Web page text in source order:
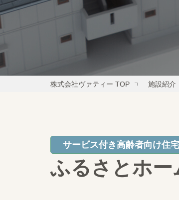
株式会社ヴァティー TOP 施設紹介
サービス付き高齢者向け住宅
ふるさとホー